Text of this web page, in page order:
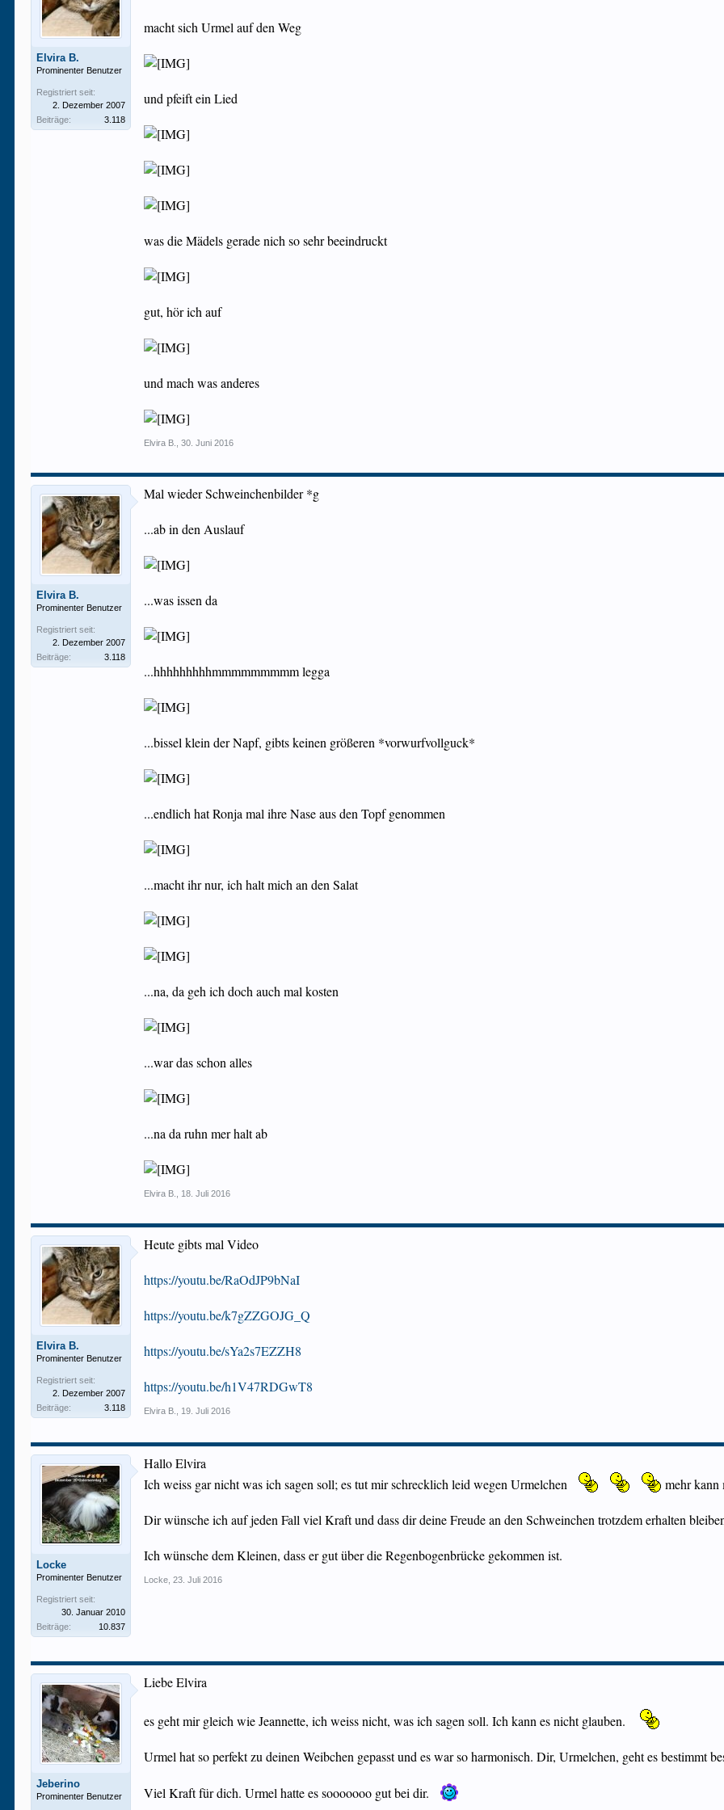
Elvira B.
Prominenter Benutzer
Registriert seit:
2. Dezember 2007
Beiträge:
3.118
macht sich Urmel auf den Weg
und pfeift ein Lied
was die Mädels gerade nich so sehr beeindruckt
gut, hör ich auf
und mach was anderes
Elvira B. 30. Juni 2016
Elvira B.
Prominenter Benutzer
Registriert seit:
2. Dezember 2007
Beiträge:
3.118
Mal wieder Schweinchenbilder *g
...ab in den Auslauf
...was issen da
...hhhhhhhhhmmmmmmmmm legga
...bissel klein der Napf, gibts keinen größeren *vorwurfvollguck*
...endlich hat Ronja mal ihre Nase aus den Topf genommen
...macht ihr nur, ich halt mich an den Salat
...na, da geh ich doch auch mal kosten
...war das schon alles
...na da ruhn mer halt ab
Elvira B. 18. Juli 2016
Elvira B.
Prominenter Benutzer
Registriert seit:
2. Dezember 2007
Beiträge:
3.118
Heute gibts mal Video
https://youtu.be/RaOdJP9bNaI
https://youtu.be/k7gZZGOJG_Q
https://youtu.be/sYa2s7EZZH8
https://youtu.be/h1V47RDGwT8
Elvira B. 19. Juli 2016
Locke
Prominenter Benutzer
Registriert seit:
30. Januar 2010
Beiträge:
10.837
Hallo Elvira
Ich weiss gar nicht was ich sagen soll; es tut mir schrecklich leid wegen Urmelchen
mehr kann
Dir wünsche ich auf jeden Fall viel Kraft und dass dir deine Freude an den Schweinchen trotzdem erhalten
Ich wünsche dem Kleinen, dass er gut über die Regenbogenbrücke gekommen ist.
Locke 23. Juli 2016
Jeberino
Prominenter Benutzer
Liebe Elvira
es geht mir gleich wie Jeannette, ich weiss nicht, was ich sagen soll. Ich kann es nicht glauben.
Urmel hat so perfekt zu deinen Weibchen gepasst und es war so harmonisch. Dir, Urmelchen, geht es bestimmt
Viel Kraft für dich. Urmel hatte es sooooooo gut bei dir.